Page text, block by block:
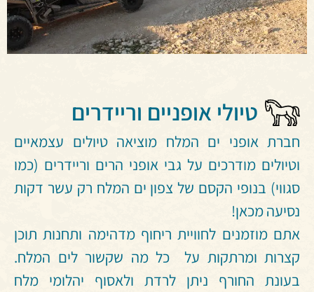
טיולי אופניים וריידרים
חברת אופני ים המלח מוציאה טיולים עצמאיים
וטיולים מודרכים על גבי אופני הרים וריידרים (כמו
סגווי) בנופי הקסם של צפון ים המלח רק עשר דקות
נסיעה מכאן!
אתם מוזמנים לחוויית ריחוף מדהימה ותחנות תוכן
קצרות ומרתקות על כל מה שקשור לים המלח.
בעונת החורף ניתן לרדת ולאסוף יהלומי מלח